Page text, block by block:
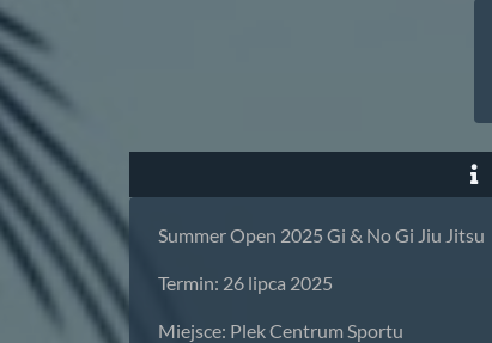
Summer Open 2025 Gi & No Gi Jiu Jitsu
Termin: 26 lipca 2025
Miejsce: Plek Centrum Sportu